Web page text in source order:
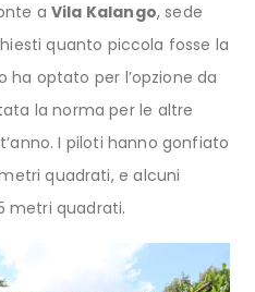
aVila Kalango, sede
quanto piccola fosse la
ha optato per l’opzione da
la norma per le altre
I piloti hanno gonfiato
quadrati, e alcuni
metri quadrati.